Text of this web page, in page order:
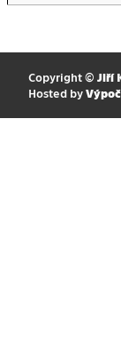
Copyright © Jiří
Hosted by